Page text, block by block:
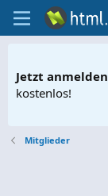
Jetzt anmelden
kostenlos!
Mitglieder